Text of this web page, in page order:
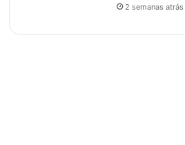
2 semanas atrás